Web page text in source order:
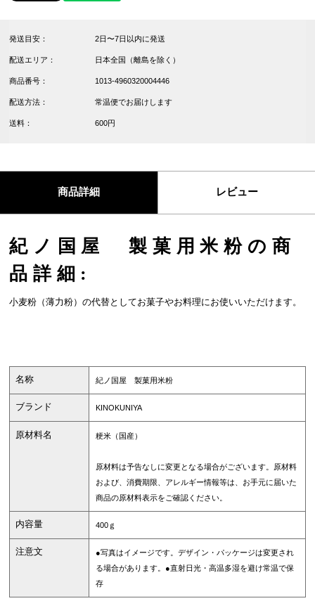
発送目安： 2日〜7日以内に発送
配送エリア： 日本全国（離島を除く）
商品番号： 1013-4960320004446
配送方法： 常温便でお届けします
送料： 600円
商品詳細 レビュー
紀ノ国屋 製菓用米粉の商
品詳細:
小麦粉（薄力粉）の代替としてお菓子やお料理にお使いいただけます。
名称 紀ノ国屋 製菓用米粉
ブランド KINOKUNIYA
原材料名 粳米（国産）
原材料は予告なしに変更となる場合がございます。原材料
および、消費期限、アレルギー情報等は、お手元に届いた
商品の原材料表示をご確認ください。
内容量 400ｇ
注意文
●写真はイメージです。デザイン・パッケージは変更され
る場合があります。●直射日光・高温多湿を避け常温で保
存